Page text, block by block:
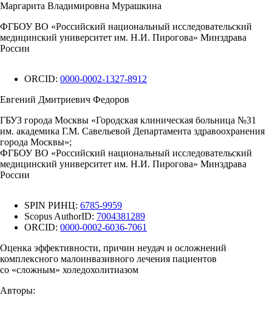
Маргарита Владимировна Мурашкина
ФГБОУ ВО «Российский национальный исследовательский
медицинский университет им. Н.И. Пирогова» Минздрава
России
ORCID: 0000-0002-1327-8912
Евгений Дмитриевич Федоров
ГБУЗ города Москвы «Городская клиническая больница №31
им. академика Г.М. Савельевой Департамента здравоохранения
города Москвы»;
ФГБОУ ВО «Российский национальный исследовательский
медицинский университет им. Н.И. Пирогова» Минздрава
России
SPIN РИНЦ: 6785-9959
Scopus AuthorID: 7004381289
ORCID: 0000-0002-6036-7061
Оценка эффективности, причин неудач и осложнений
комплексного малоинвазивного лечения пациентов
со «сложным» холедохолитиазом
Авторы: